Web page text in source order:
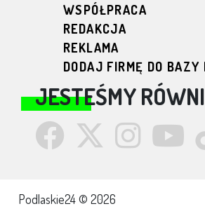
WSPÓŁPRACA
REDAKCJA
REKLAMA
DODAJ FIRMĘ DO BAZY
JESTEŚMY
Podlaskie24 © 2026